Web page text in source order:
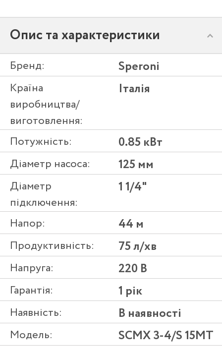
Опис та характеристики
Бренд: Speroni
Країна
виробництва/
виготовлення:
Італія
Потужність: 0.85 кВт
Діаметр насоса: 125 мм
Діаметр
підключення:
1 1/4"
Напор: 44 м
Продуктивність: 75 л/хв
Напруга: 220 В
Гарантія: 1 рік
Наявність: В наявності
Модель: SCMX 3-4/S 15MT